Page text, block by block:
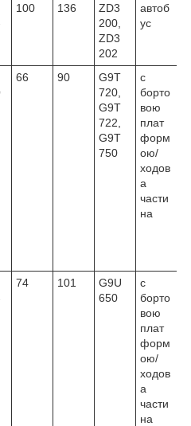
100 136
ZD3
200,
ZD3
202
автоб
ус
66 90
G9T
720,
G9T
722,
G9T
750
c
борто
вою
плат
форм
ою/
ходов
а
части
на
74 101
G9U
650
c
борто
вою
плат
форм
ою/
ходов
а
части
на